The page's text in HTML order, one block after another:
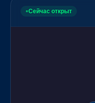
Сейчас открыт